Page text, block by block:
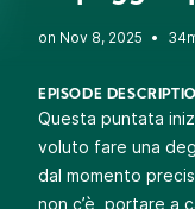
•
EPISODE
Questa puntata
voluto fare una
dal momento
non c’è, portare a